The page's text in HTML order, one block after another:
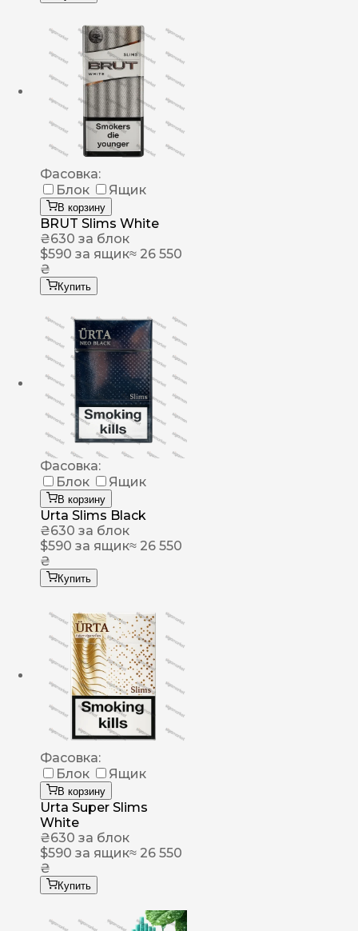
Фасовка:
Блок
Ящик
В корзину
BRUT Slims White
₴630 за блок
$590 за ящик≈ 26 550
₴
Купить
Фасовка:
Блок
Ящик
В корзину
Urta Slims Black
₴630 за блок
$590 за ящик≈ 26 550
₴
Купить
Фасовка:
Блок
Ящик
В корзину
Urta Super Slims
White
₴630 за блок
$590 за ящик≈ 26 550
₴
Купить